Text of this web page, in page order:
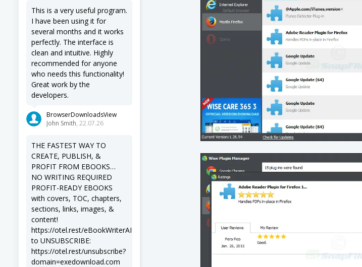
This is a very useful program.
I have been using it for
several months and it works
perfectly. The interface is
clean and intuitive. Highly
recommended for anyone
who needs this functionality!
Great work by the
developers.
BrowserDownloadsView
John Smith, 22.07.26
THE FASTEST WAY TO
CREATE, PUBLISH, &
PROFIT FROM EBOOKS…
NO WRITING REQUIRED
PROFIT-READY EBOOKS
with covers, TOC, chapters,
sections, links, images, &
content!
https://otel.rest/eBookWriterAI
to UNSUBSCRIBE:
https://otel.rest/unsubscribe?
domain=exedownload.com